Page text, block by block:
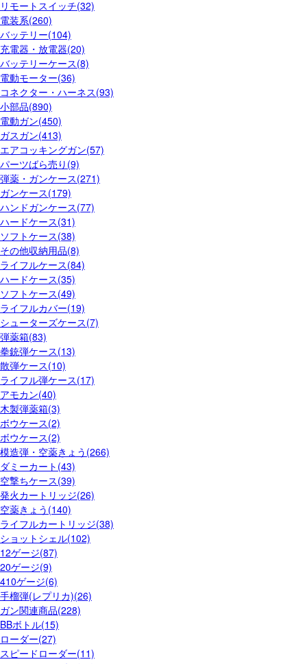
リモートスイッチ(32)
電装系(260)
バッテリー(104)
充電器・放電器(20)
バッテリーケース(8)
電動モーター(36)
コネクター・ハーネス(93)
小部品(890)
電動ガン(450)
ガスガン(413)
エアコッキングガン(57)
パーツばら売り(9)
弾薬・ガンケース(271)
ガンケース(179)
ハンドガンケース(77)
ハードケース(31)
ソフトケース(38)
その他収納用品(8)
ライフルケース(84)
ハードケース(35)
ソフトケース(49)
ライフルカバー(19)
シューターズケース(7)
弾薬箱(83)
拳銃弾ケース(13)
散弾ケース(10)
ライフル弾ケース(17)
アモカン(40)
木製弾薬箱(3)
ボウケース(2)
ボウケース(2)
模造弾・空薬きょう(266)
ダミーカート(43)
空撃ちケース(39)
発火カートリッジ(26)
空薬きょう(140)
ライフルカートリッジ(38)
ショットシェル(102)
12ゲージ(87)
20ゲージ(9)
410ゲージ(6)
手榴弾(レプリカ)(26)
ガン関連商品(228)
BBボトル(15)
ローダー(27)
スピードローダー(11)